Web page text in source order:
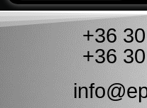
+36
+36